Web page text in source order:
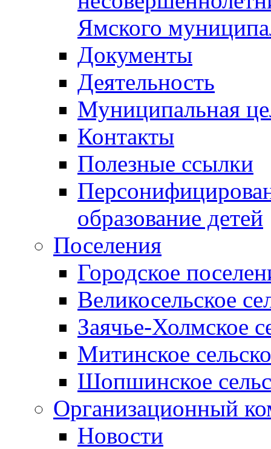
Ямского
Документы
Деятельность
Муниципальная
Контакты
Полезные ссылки
образование детей
Поселения
Городское
Великосельское
Заячье-Холмское
Митинское
Шопшинское
Организационный
Новости